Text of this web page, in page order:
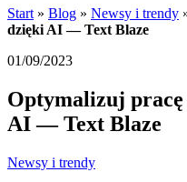
Start » Blog » Newsy i trendy
dzięki AI — Text Blaze
01/09/2023
Optymalizuj
AI — Text Blaze
Newsy i trendy